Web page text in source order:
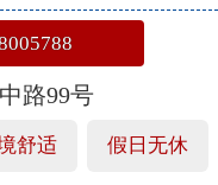
路99号
舒适 假日无休